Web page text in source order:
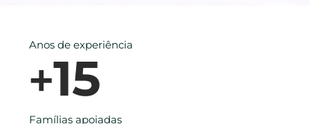
Anos de experiência
+15
Famílias apoiadas